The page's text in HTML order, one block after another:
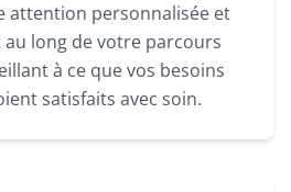
attention personnalisée et
long de votre parcours
à ce que vos besoins
satisfaits avec soin.